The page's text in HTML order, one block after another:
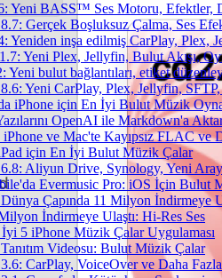
Yeni BASS™ Ses Motoru, Efektler,
Gerçek Boşluksuz Çalma, Ses
Yeniden inşa edilmiş CarPlay, Plex,
Yeni Plex, Jellyfin, Bulut Akışı,
Yeni bulut bağlantıları, etiket
Yeni CarPlay, Plex, Jellyfin,
iPhone için En İyi Bulut Müzik
OpenAI ile Markdown'a
ve Mac'te Kayıpsız FLAC ve
için En İyi Bulut Müzik Çalar
Aliyun Drive, Synology, Yeni
Evermusic Pro: iOS İçin Bulut
Çapında 11 Milyon İndirmeye
İndirmeye Ulaştı: Hi-Res Ses
5 iPhone Müzik Çalar Uygulaması
Videosu: Bulut Müzik Çalar
CarPlay, VoiceOver ve Daha